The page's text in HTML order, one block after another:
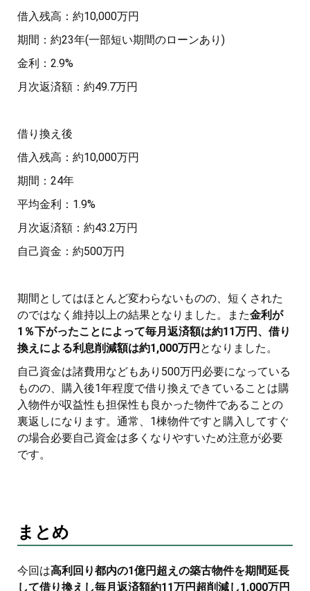
借入残高：約10,000万円
期間：約23年(一部短い期間のローンあり)
金利：2.9%
月次返済額：約49.7万円
借り換え後
借入残高：約10,000万円
期間：24年
平均金利：1.9%
月次返済額：約43.2万円
自己資金：約500万円
期間としてはほとんど変わらないものの、短くされた
のではなく維持以上の結果となりました。また金利が
1％下がったことによって毎月返済額は約11万円、借り
換えによる利息削減額は約1,000万円 となりました。
自己資金は諸費用などもあり500万円必要になっている
ものの、購入後1年程度で借り換えできていることは購
入物件が収益性も担保性も良かった物件であることの
裏返しになります。通常、1棟物件ですと購入してすぐ
の場合必要自己資金は多くなりやすいため注意が必要
です。
まとめ
今回は高利回り都内の1億円超えの築古物件を期間延長
して借り換えし毎月返済額約11万円超削減し1,000万円